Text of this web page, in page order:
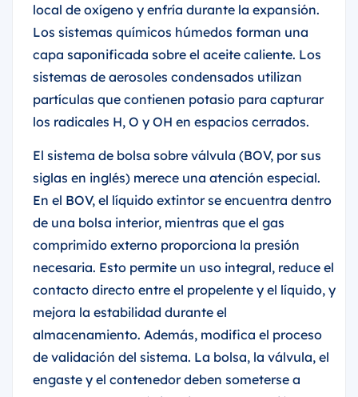
local de oxígeno y enfría durante la expansión.
Los sistemas químicos húmedos forman una
capa saponificada sobre el aceite caliente. Los
sistemas de aerosoles condensados utilizan
partículas que contienen potasio para capturar
los radicales H, O y OH en espacios cerrados.
El sistema de bolsa sobre válvula (BOV, por sus
siglas en inglés) merece una atención especial.
En el BOV, el líquido extintor se encuentra dentro
de una bolsa interior, mientras que el gas
comprimido externo proporciona la presión
necesaria. Esto permite un uso integral, reduce el
contacto directo entre el propelente y el líquido, y
mejora la estabilidad durante el
almacenamiento. Además, modifica el proceso
de validación del sistema. La bolsa, la válvula, el
engaste y el contenedor deben someterse a